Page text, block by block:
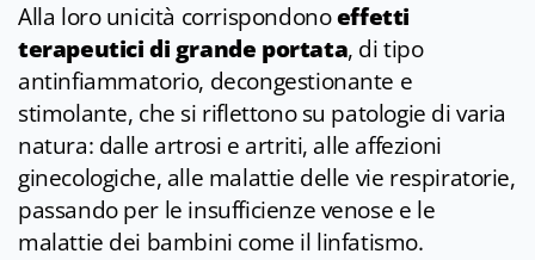
Alla loro unicità corrispondonoeffetti
terapeutici di grande portata, di tipo
antinfiammatorio, decongestionante e
stimolante, che si riflettono su patologie di varia
natura: dalle artrosi e artriti, alle affezioni
ginecologiche, alle malattie delle vie respiratorie,
passando per le insufficienze venose e le
malattie dei bambini come il linfatismo.